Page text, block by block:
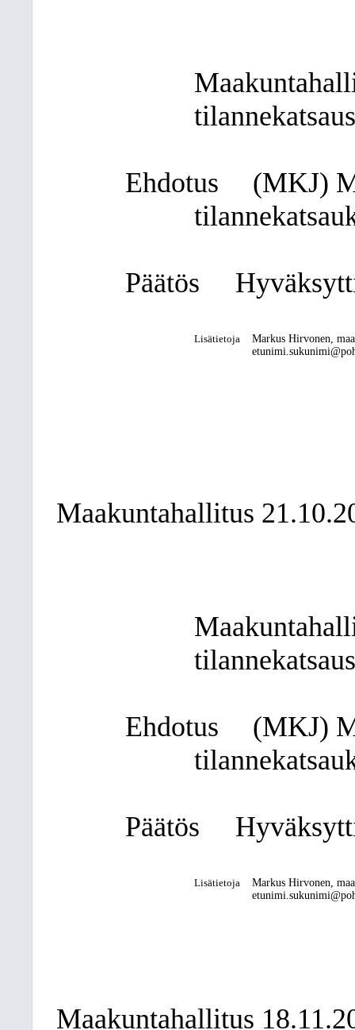
Ehdotus
(MKJ)
Päätös
Lisätietoja
Markus Hirvonen,
Maakuntahallitus
Ehdotus
(MKJ)
Päätös
Lisätietoja
Markus Hirvonen,
Maakuntahallitus